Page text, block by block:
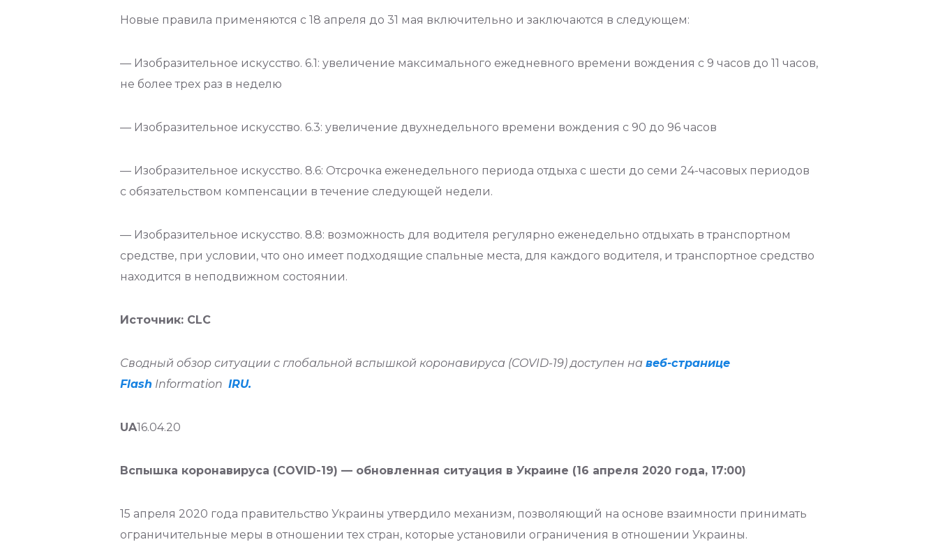
Новые правила применяются с 18 апреля до 31 мая включительно и заключаются в следующем:
— Изобразительное искусство. 6.1: увеличение максимального ежедневного времени вождения с 9 часов до 11 часов,
не более трех раз в неделю
— Изобразительное искусство. 6.3: увеличение двухнедельного времени вождения с 90 до 96 часов
— Изобразительное искусство. 8.6: Отсрочка еженедельного периода отдыха с шести до семи 24-часовых периодов
с обязательством компенсации в течение следующей недели.
— Изобразительное искусство. 8.8: возможность для водителя регулярно еженедельно отдыхать в транспортном
средстве, при условии, что оно имеет подходящие спальные места, для каждого водителя, и транспортное средство
находится в неподвижном состоянии.
Источник: CLC
Сводный обзор ситуации с глобальной вспышкой коронавируса (COVID-19) доступен на веб-странице
Flash Information IRU.
UA16.04.20
Вспышка коронавируса (COVID-19) — обновленная ситуация в Украине (16 апреля 2020 года, 17:00)
15 апреля 2020 года правительство Украины утвердило механизм, позволяющий на основе взаимности принимать
ограничительные меры в отношении тех стран, которые установили ограничения в отношении Украины.